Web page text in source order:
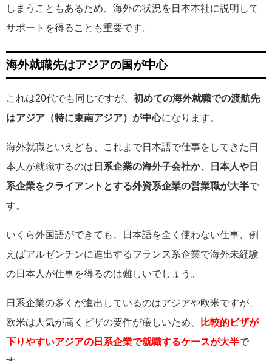
しまうこともあるため、海外の状況を日本本社に説明して
サポートを得ることも重要です。
海外就職先はアジアの国が中心
これは20代でも同じですが、 初めての海外就職での渡航先
はアジア（特に東南アジア）が中心になります。
海外就職といえども、これまで日本語で仕事をしてきた日
本人が就職するのは 日系企業の海外子会社か、日本人や日
系企業をクライアントとする外資系企業の営業職が大半で
す。
いくら外国語ができても、日本語を全く使わない仕事、例
えばアルゼンチンに進出するフランス系企業で海外未経験
の日本人が仕事を得るのは難しいでしょう。
日系企業の多くが進出しているのはアジアや欧米ですが、
欧米は人気が高くビザの要件が厳しいため、
比較的ビザが
下りやすいアジアの日系企業で就職するケースが大半で